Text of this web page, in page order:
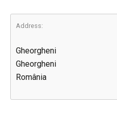
Address:
Gheorgheni
Gheorgheni
România